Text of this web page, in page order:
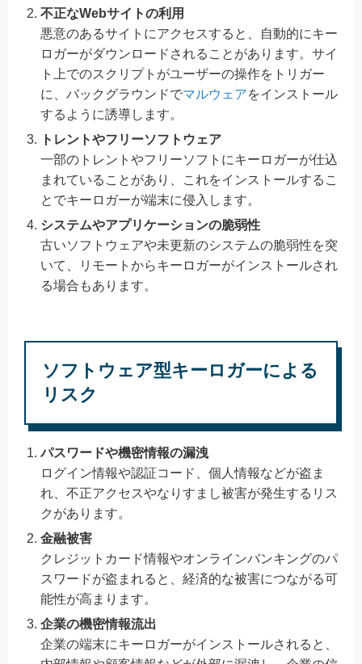
不正なWebサイトの利用
悪意のあるサイトにアクセスすると、自動的にキー
ロガーがダウンロードされることがあります。サイ
ト上でのスクリプトがユーザーの操作をトリガー
に、バックグラウンドでマルウェアをインストール
するように誘導します。
トレントやフリーソフトウェア
一部のトレントやフリーソフトにキーロガーが仕込
まれていることがあり、これをインストールするこ
とでキーロガーが端末に侵入します。
システムやアプリケーションの脆弱性
古いソフトウェアや未更新のシステムの脆弱性を突
いて、リモートからキーロガーがインストールされ
る場合もあります。
ソフトウェア型キーロガーによる
リスク
パスワードや機密情報の漏洩
ログイン情報や認証コード、個人情報などが盗ま
れ、不正アクセスやなりすまし被害が発生するリス
クがあります。
金融被害
クレジットカード情報やオンラインバンキングのパ
スワードが盗まれると、経済的な被害につながる可
能性が高まります。
企業の機密情報流出
企業の端末にキーロガーがインストールされると、